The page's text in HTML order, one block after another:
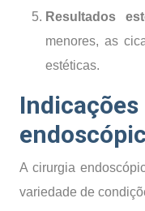
Resultados
menores, as
estéticas.
A cirurgia
variedade de